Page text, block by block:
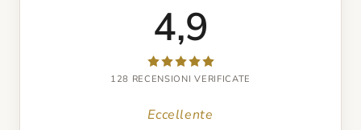
4,9
128 RECENSIONI VERIFICATE
Eccellente